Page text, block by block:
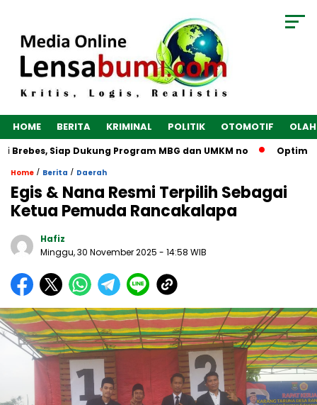
HOME BERITA KRIMINAL POLITIK OTOMOTIF
Siap Dukung Program MBG dan UMKM no
Home / Berita / Daerah
Egis & Nana Resmi Terpilih Sebagai
Ketua Pemuda Rancakalapa
Hafiz
Minggu, 30 November 2025 - 14:58 WIB